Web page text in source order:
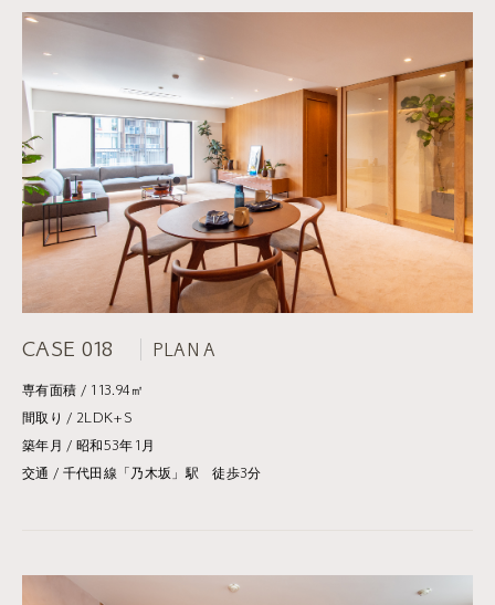
CASE 018 PLAN A
専有面積 / 113.94㎡
間取り / 2LDK+S
築年月 / 昭和53年1月
交通 / 千代田線「乃木坂」駅 徒歩3分